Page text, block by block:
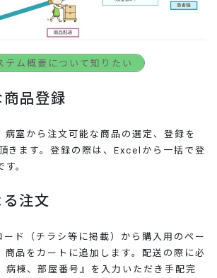
テム概要について知りたい
品登録
病室から注文可能な商品の選定、登録を
きます。登録の際は、Excelから一括で登
。
注文
ド（チラシ等に掲載）から購入用のペー
商品をカートに追加します。配送の際に必
病棟、部屋番号』を入力いただき手配完